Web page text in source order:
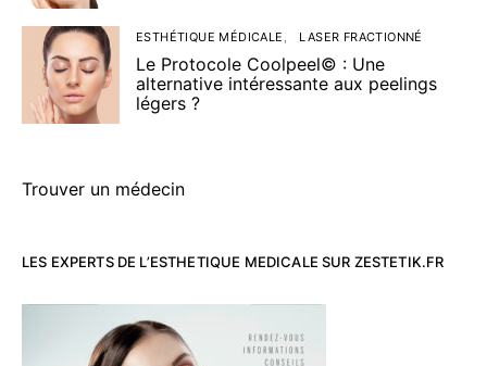
ESTHÉTIQUE MÉDICALE LASER FRACTIONNÉ
Le Protocole Coolpeel© : Une
alternative intéressante aux peelings
légers ?
Trouver un médecin
LES EXPERTS DE L’ESTHETIQUE MEDICALE SUR ZESTETIK.FR